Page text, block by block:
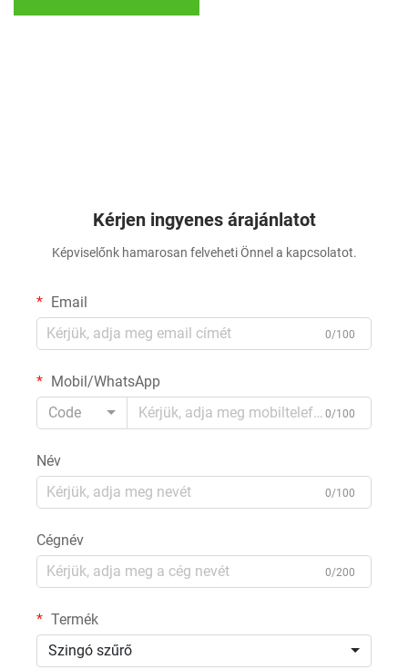
Kérjen ingyenes árajánlatot
Képviselőnk hamarosan felveheti Önnel a kapcsolatot.
Email
0/100
Mobil/WhatsApp
Code
0/100
Név
0/100
Cégnév
0/200
Termék
Szingó szűrő